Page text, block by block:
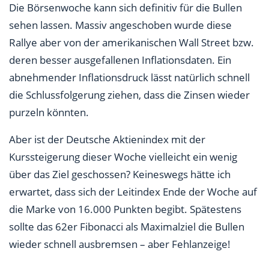
Die Börsenwoche kann sich definitiv für die Bullen
sehen lassen. Massiv angeschoben wurde diese
Rallye aber von der amerikanischen Wall Street bzw.
deren besser ausgefallenen Inflationsdaten. Ein
abnehmender Inflationsdruck lässt natürlich schnell
die Schlussfolgerung ziehen, dass die Zinsen wieder
purzeln könnten.
Aber ist der Deutsche Aktienindex mit der
Kurssteigerung dieser Woche vielleicht ein wenig
über das Ziel geschossen? Keineswegs hätte ich
erwartet, dass sich der Leitindex Ende der Woche auf
die Marke von 16.000 Punkten begibt. Spätestens
sollte das 62er Fibonacci als Maximalziel die Bullen
wieder schnell ausbremsen – aber Fehlanzeige!